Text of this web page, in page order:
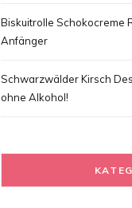
Biskuitrolle Schokocreme
Anfänger
Schwarzwälder Kirsch
ohne Alkohol!